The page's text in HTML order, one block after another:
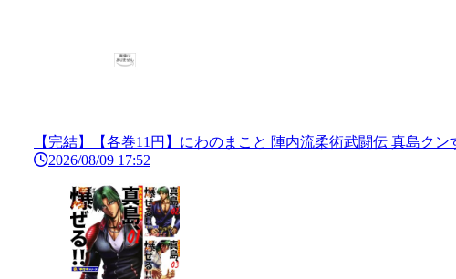
【完結】【各巻11円】にわのまこと 陣内流柔術武闘伝 真島クン
2026/08/09 17:52